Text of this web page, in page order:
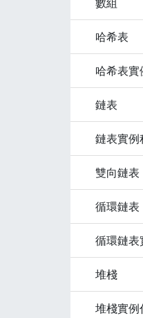
哈希表
哈希表實
鏈表
鏈表實例
雙向鏈表
循環鏈表
循環鏈表
堆棧
堆棧實例